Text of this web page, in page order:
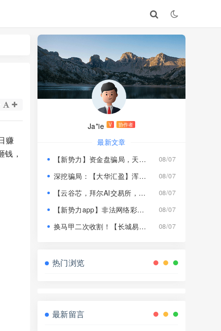
赚
，
Ja*ie V 协作者
最新文章
【新势力】资金盘骗局，天宫国际和平娱乐的狗推换个马甲又来割韭菜！
08/07
深挖骗局：【大华汇盈】浑身造假，冒用演员充当总监，啼笑皆非！ 08/07
【云谷芯，拜尔AI交易所，塔吉跨境电商】这3个项目都是骗局，近期跑路跟即将崩盘收割，赶紧远离！ 08/07
【新势力app】非法网络彩票骗局，“天宫国际”和“和平娱乐”骗子搞的杀猪盘，远离！ 08/07
换马甲二次收割！【长城易趣】平移【康盛科技】又是致命骗局！ 08/07
热门浏览
最新留言